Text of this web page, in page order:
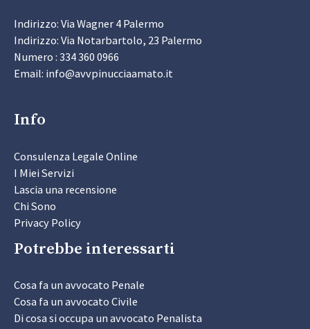
Indirizzo: Via Wagner 4 Palermo
Indirizzo: Via Notarbartolo, 23 Palermo
Numero : 334 360 0966
Email: info@avvpinucciaamato.it
Info
Consulenza Legale Online
I Miei Servizi
Lascia una recensione
Chi Sono
Privacy Policy
Potrebbe interessarti
Cosa fa un avvocato Penale
Cosa fa un avvocato Civile
Di cosa si occupa un avvocato Penalista